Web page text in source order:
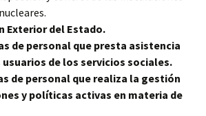
Exterior del Estado.
de personal que presta asistencia
de los servicios sociales.
de personal que realiza la gestión
y políticas activas en materia de